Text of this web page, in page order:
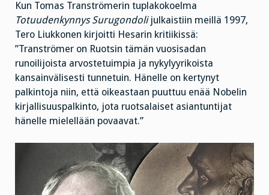
Kun Tomas Tranströmerin tuplakokoelma
Totuudenkynnys Surugondolijulkaistiin meillä 1997,
Tero Liukkonen kirjoitti Hesarin kritiikissä:
”Tranströmer on Ruotsin tämän vuosisadan
runoilijoista arvostetuimpia ja nykylyyrikoista
kansainvälisesti tunnetuin. Hänelle on kertynyt
palkintoja niin, että oikeastaan puuttuu enää Nobelin
kirjallisuuspalkinto, jota ruotsalaiset asiantuntijat
hänelle mielellään povaavat.”